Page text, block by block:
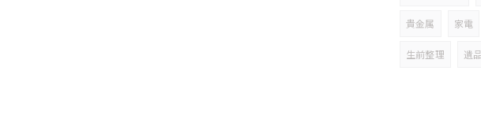
貴金属 家電
生前整理 遺